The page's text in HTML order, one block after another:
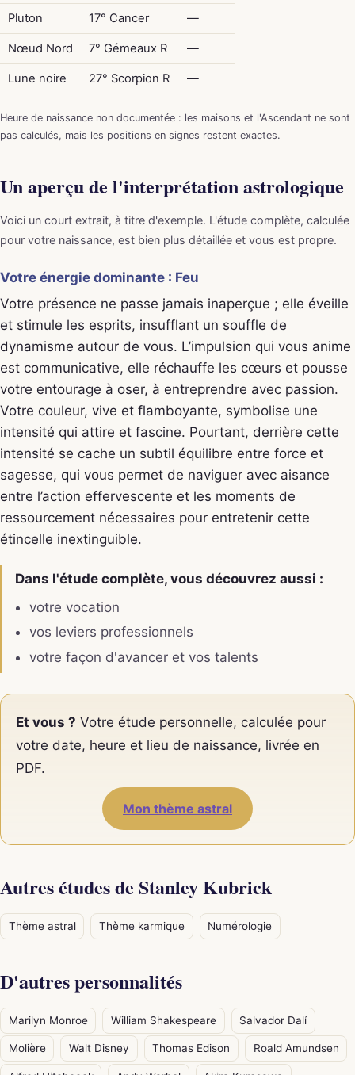
Pluton 17° Cancer —
Nœud Nord 7° Gémeaux R —
Lune noire 27° Scorpion R —
Heure de naissance non documentée : les maisons et l'Ascendant ne sont
pas calculés, mais les positions en signes restent exactes.
Un aperçu de l'interprétation astrologique
Voici un court extrait, à titre d'exemple. L'étude complète, calculée
pour votre naissance, est bien plus détaillée et vous est propre.
Votre énergie dominante : Feu
Votre présence ne passe jamais inaperçue ; elle éveille
et stimule les esprits, insufflant un souffle de
dynamisme autour de vous. L’impulsion qui vous anime
est communicative, elle réchauffe les cœurs et pousse
votre entourage à oser, à entreprendre avec passion.
Votre couleur, vive et flamboyante, symbolise une
intensité qui attire et fascine. Pourtant, derrière cette
intensité se cache un subtil équilibre entre force et
sagesse, qui vous permet de naviguer avec aisance
entre l’action effervescente et les moments de
ressourcement nécessaires pour entretenir cette
étincelle inextinguible.
Dans l'étude complète, vous découvrez aussi :
votre vocation
vos leviers professionnels
votre façon d'avancer et vos talents
Et vous ? Votre étude personnelle, calculée pour
votre date, heure et lieu de naissance, livrée en
PDF.
Mon thème astral
Autres études de Stanley Kubrick
Thème astral Thème karmique Numérologie
D'autres personnalités
Marilyn Monroe William Shakespeare Salvador Dalí
Molière Walt Disney Thomas Edison Roald Amundsen